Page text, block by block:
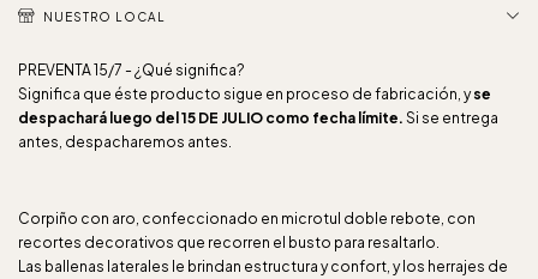
NUESTRO LOCAL
PREVENTA 15/7 - ¿Qué significa?
Significa que éste producto sigue en proceso de fabricación, yse
despachará luego del 15 DE JULIO como fecha límite. Si se entrega
antes, despacharemos antes.
Corpiño con aro, confeccionado en microtul doble rebote, con
recortes decorativos que recorren el busto para resaltarlo.
Las ballenas laterales le brindan estructura y confort, y los herrajes de